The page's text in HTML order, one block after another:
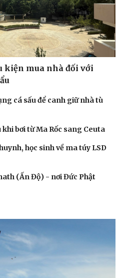
kiện mua nhà đối với
cá sấu để canh giữ nhà tù
bơi từ Ma Rốc sang Ceuta
học sinh về ma túy LSD
(Ấn Độ) - nơi Đức Phật